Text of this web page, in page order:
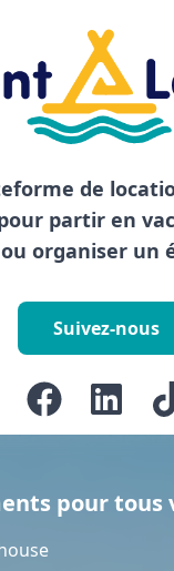
de
partir en
organiser un
Suivez-nous
pour tous